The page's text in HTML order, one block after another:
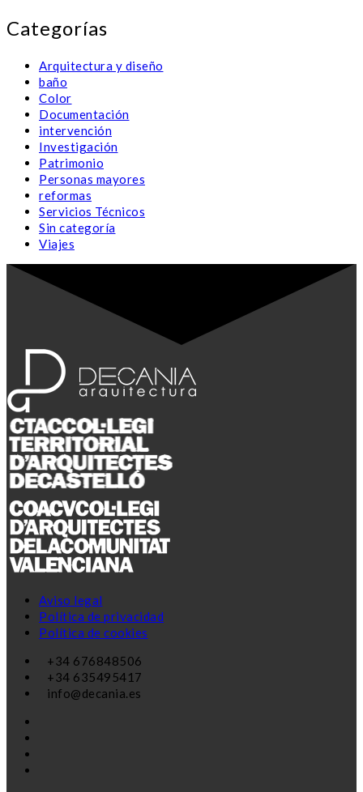
Categorías
Arquitectura y diseño
baño
Color
Documentación
intervención
Investigación
Patrimonio
Personas mayores
reformas
Servicios Técnicos
Sin categoría
Viajes
Aviso legal
Política de privacidad
Política de cookies
+34 676848506
+34 635495417
info@decania.es